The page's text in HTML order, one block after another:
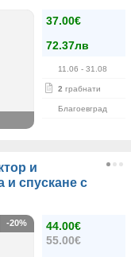
37.00€
72.37лв
11.06 - 31.08
2 грабнати
Благоевград
и
и спускане с
44.00€
55.00€
-20%